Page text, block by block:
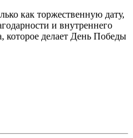
как торжественную дату,
и внутреннего
которое делает День Победы